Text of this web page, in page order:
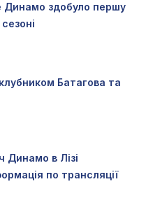
Динамо здобуло першу
Батагова та
Динамо в Лізі
по трансляції